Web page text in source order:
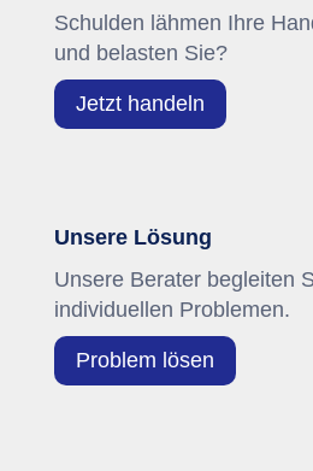
Schulden lähmen Ihre
und belasten Sie?
Jetzt handeln
Unsere Lösung
Unsere Berater begleiten
individuellen Problemen.
Problem lösen